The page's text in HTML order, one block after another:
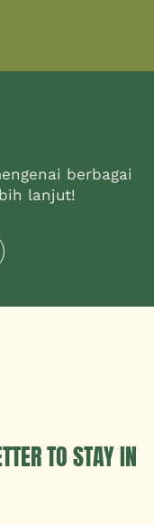
berbagai
lanjut!
TO STAY IN